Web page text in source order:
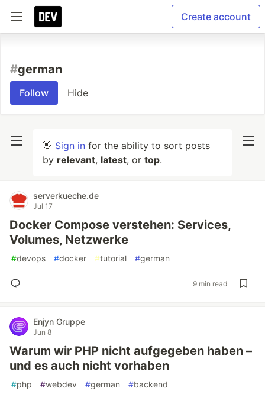
Create account
#german
Follow Hide
👋 Sign in for the ability to sort posts
by relevant, latest, or top.
serverkueche.de
Jul 17
Docker Compose verstehen: Services,
Volumes, Netzwerke
#devops #docker #tutorial #german
9 min read
Enjyn Gruppe
Jun 8
Warum wir PHP nicht aufgegeben haben –
und es auch nicht vorhaben
#php #webdev #german #backend